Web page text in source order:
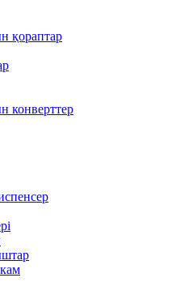
қораптар
конверттер